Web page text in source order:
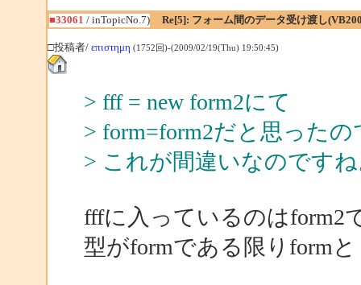
■33061 / inTopicNo.7) Re[5]: フォーム間のデータ受け渡し
□投稿者/ επιστημη (1752回)-(2009/02/19(Thu) 19:50:45)
> fff = new form2にて
> form=form2だと思った
> これが間違いなのです
fffに入っているのはform2
型がformである限りform